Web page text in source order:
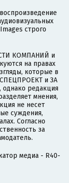
строго
КОМПАНИЙ и
на правах
которые в
и ЗА
редакция
мнения,
не несет
суждения,
Согласно
за
медиа - R40-